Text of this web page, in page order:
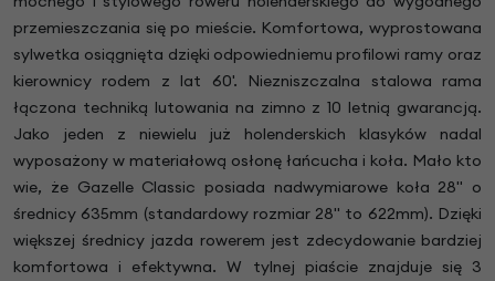
przemieszczania się po mieście. Komfortowa, wyprostowana
sylwetka osiągnięta dzięki odpowiedniemu profilowi ramy oraz
kierownicy rodem z lat 60'. Niezniszczalna stalowa rama
łączona techniką lutowania na zimno z 10 letnią gwarancją.
Jako jeden z niewielu już holenderskich klasyków nadal
wyposażony w materiałową osłonę łańcucha i koła. Mało kto
wie, że Gazelle Classic posiada nadwymiarowe koła 28" o
średnicy 635mm (standardowy rozmiar 28" to 622mm). Dzięki
większej średnicy jazda rowerem jest zdecydowanie bardziej
komfortowa i efektywna. W tylnej piaście znajduje się 3